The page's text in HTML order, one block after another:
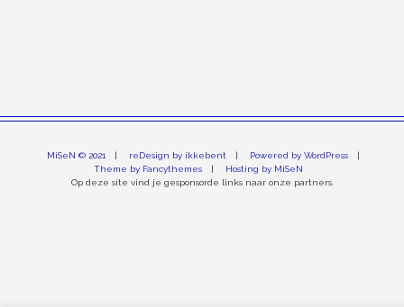
MiSeN © 2021 reDesign by ikkebent
Powered by WordPress
Theme by Fancythemes
Hosting by MiSeN
Op deze site vind je gesponsorde links naar onze partners.